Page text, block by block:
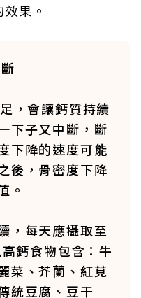
果。
，會讓鈣質持續
下子又中斷，斷
下降的速度可能
後，骨密度下降
。
，每天應攝取至
鈣食物包含：牛
菜、芥蘭、紅莧
統豆腐、豆干